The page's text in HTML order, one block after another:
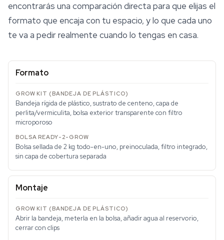
encontrarás una comparación directa para que elijas el
formato que encaja con tu espacio, y lo que cada uno
te va a pedir realmente cuando lo tengas en casa.
Formato
Bandeja rígida de plástico, sustrato de centeno, capa de
perlita/vermiculita, bolsa exterior transparente con filtro
microporoso
Bolsa sellada de 2 kg todo-en-uno, preinoculada, filtro integrado,
sin capa de cobertura separada
Montaje
Abrir la bandeja, meterla en la bolsa, añadir agua al reservorio,
cerrar con clips